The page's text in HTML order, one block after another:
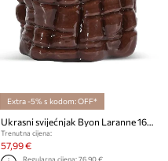
Extra -5% s kodom: OFF*
Ukrasni svijećnjak Byon Laranne 16 cm M
Trenutna cijena:
57,99 €